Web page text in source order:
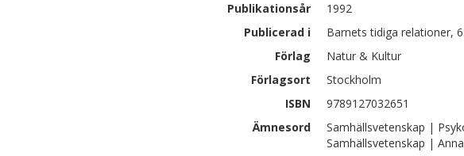
Publikationsår
1992
Publicerad i
Barnets tidiga relationer,
Förlag
Natur & Kultur
Förlagsort
Stockholm
ISBN
9789127032651
Ämnesord
Samhällsvetenskap |
Samhällsvetenskap |